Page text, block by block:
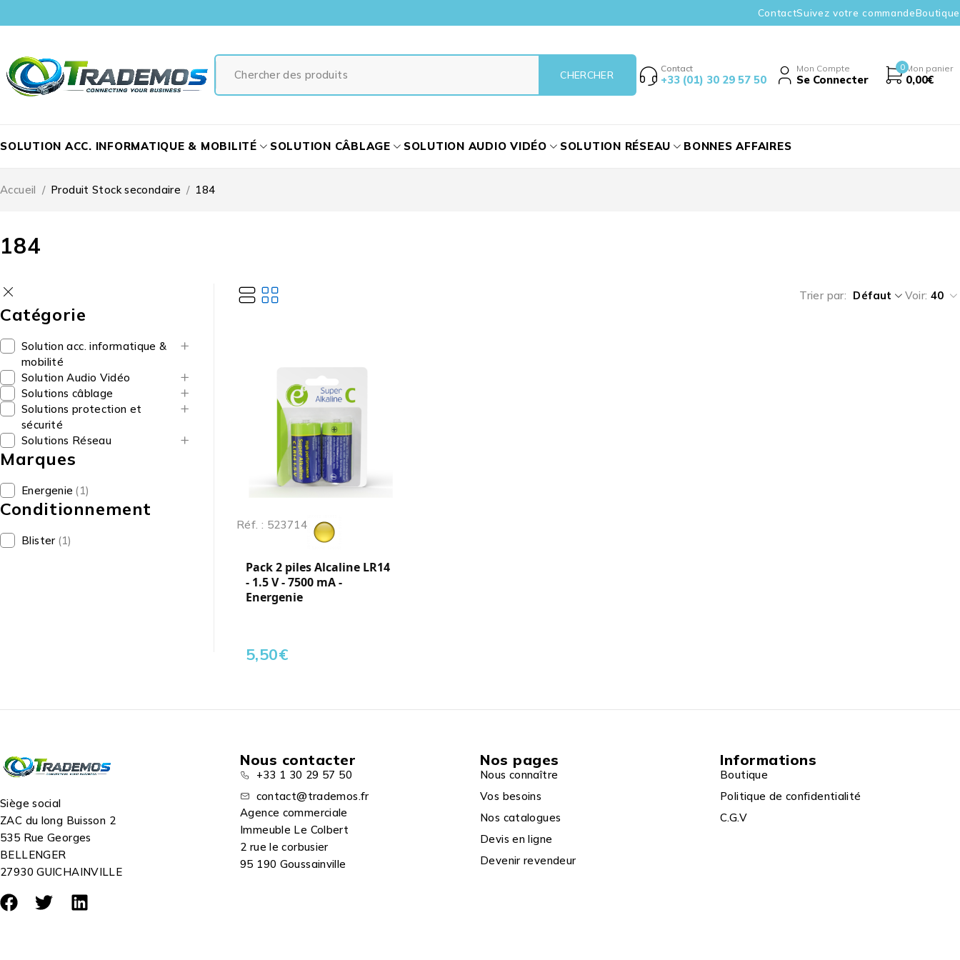
ContactSuivez votre commandeBoutique
Contact
+33 (01) 30 29 57 50
Mon Compte
Se Connecter
0 Mon panier
0,00€
SOLUTION ACC. INFORMATIQUE & MOBILITÉ SOLUTION CÂBLAGE SOLUTION AUDIO VIDÉO SOLUTION RÉSEAU BONNES AFFAIRES
184
Accueil / Produit Stock secondaire / 184
Catégorie
Solution acc. informatique &
mobilité
Solution Audio Vidéo
Solutions câblage
Solutions protection et
sécurité
Solutions Réseau
Marques
Energenie (1)
Conditionnement
Blister (1)
Trier par Défaut Voir: 40
Réf. : 523714
Pack 2 piles Alcaline LR14
- 1.5 V - 7500 mA -
Energenie
5,50€
Siège social
ZAC du long Buisson 2
535 Rue Georges
BELLENGER
27930 GUICHAINVILLE
Nous contacter
+33 1 30 29 57 50
contact@trademos.fr
Agence commerciale
Immeuble Le Colbert
2 rue le corbusier
95 190 Goussainville
Nos pages
Nous connaître
Vos besoins
Nos catalogues
Devis en ligne
Devenir revendeur
Informations
Boutique
Politique de confidentialité
C.G.V